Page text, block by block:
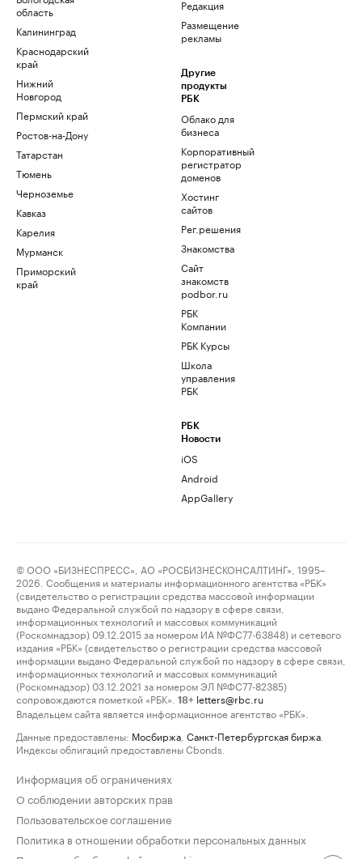
область
Калининград
Краснодарский
край
Нижний
Новгород
Пермский край
Ростов-на-Дону
Татарстан
Тюмень
Черноземье
Кавказ
Карелия
Мурманск
Приморский
край
Редакция
Размещение
рекламы
Другие
продукты
РБК
Облако для
бизнеса
Корпоративный
регистратор
доменов
Хостинг
сайтов
Рег.решения
Знакомства
Сайт
знакомств
podbor.ru
РБК
Компании
РБК Курсы
Школа
управления
РБК
РБК
Новости
iOS
Android
AppGallery
© ООО «БИЗНЕСПРЕСС», АО «РОСБИЗНЕСКОНСАЛТИНГ», 1995–
2026. Сообщения и материалы информационного агентства «РБК»
(свидетельство о регистрации средства массовой информации
выдано Федеральной службой по надзору в сфере связи,
информационных технологий и массовых коммуникаций
(Роскомнадзор) 09.12.2015 за номером ИА №ФС77-63848) и сетевого
издания «РБК» (свидетельство о регистрации средства массовой
информации выдано Федеральной службой по надзору в сфере связи,
информационных технологий и массовых коммуникаций
(Роскомнадзор) 03.12.2021 за номером ЭЛ №ФС77-82385)
сопровождаются пометкой «РБК».
18+ letters@rbc.ru
Владельцем сайта является информационное агентство «РБК».
Данные предоставлены: Мосбиржа Санкт-Петербургская биржа
Индексы облигаций предоставлены Cbonds.
Информация об ограничениях
О соблюдении авторских прав
Пользовательское соглашение
Политика в отношении обработки персональных данных